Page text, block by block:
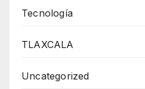
Tecnología
TLAXCALA
Uncategorized